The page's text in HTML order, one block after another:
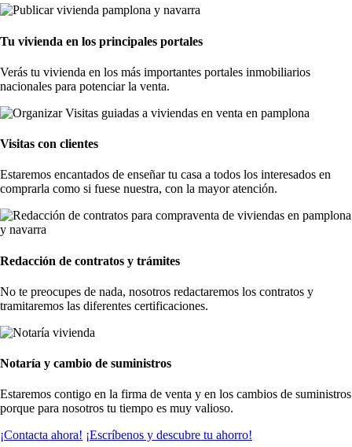
Tu vivienda en los principales portales
Verás tu vivienda en los más importantes portales inmobiliarios
nacionales para potenciar la venta.
Visitas con clientes
Estaremos encantados de enseñar tu casa a todos los interesados en
comprarla como si fuese nuestra, con la mayor atención.
Redacción de contratos y trámites
No te preocupes de nada, nosotros redactaremos los contratos y
tramitaremos las diferentes certificaciones.
Notaría y cambio de suministros
Estaremos contigo en la firma de venta y en los cambios de suministros
porque para nosotros tu tiempo es muy valioso.
¡Contacta ahora! ¡Escríbenos y descubre tu ahorro!